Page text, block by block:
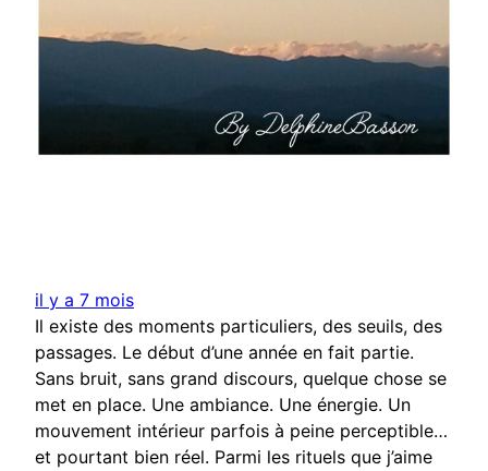
il y a 7 mois
Il existe des moments particuliers, des seuils, des
passages. Le début d’une année en fait partie.
Sans bruit, sans grand discours, quelque chose se
met en place. Une ambiance. Une énergie. Un
mouvement intérieur parfois à peine perceptible…
et pourtant bien réel. Parmi les rituels que j’aime